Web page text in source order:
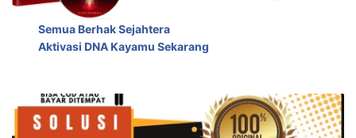
Semua Berhak Sejahtera
Aktivasi DNA Kayamu Sekarang